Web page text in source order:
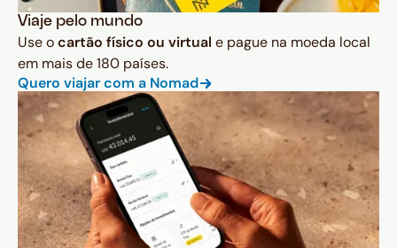
Viaje pelo mundo
Use ocartão físico ou virtual e pague na moeda local
em mais de 180 países.
Quero viajar com a Nomad